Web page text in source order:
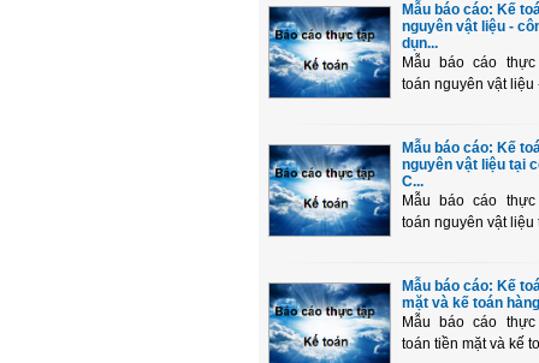
Mẫu báo cáo: Kế
nguyên vật liệu -
dụn...
Mẫu báo cáo
toán nguyên vật liệu
Mẫu báo cáo: Kế
nguyên vật liệu tại
C...
Mẫu báo cáo
toán nguyên vật liệu
Mẫu báo cáo: Kế
mặt và kế toán
Mẫu báo cáo
toán tiền mặt và kế